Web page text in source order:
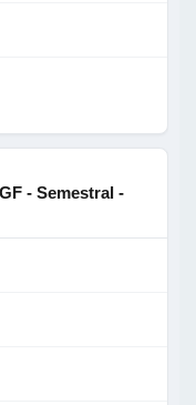
- Semestral -